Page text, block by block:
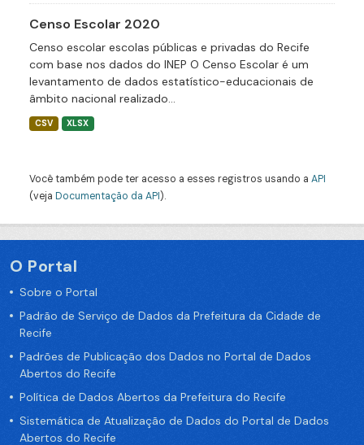
Censo Escolar 2020
Censo escolar escolas públicas e privadas do Recife
com base nos dados do INEP O Censo Escolar é um
levantamento de dados estatístico-educacionais de
âmbito nacional realizado...
CSV XLSX
Você também pode ter acesso a esses registros usando a API
(veja Documentação da API).
O Portal
Sobre o Portal
Padrão de Serviço de Dados da Prefeitura da Cidade de
Recife
Padrões de Publicação dos Dados no Portal de Dados
Abertos do Recife
Política de Dados Abertos da Prefeitura do Recife
Sistemática de Atualização de Dados do Portal de Dados
Abertos do Recife